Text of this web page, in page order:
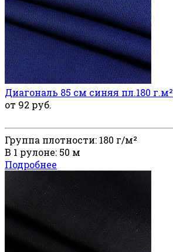
Диагональ 85 см синяя пл.180 г.м²
от 92 руб.
Группа плотности: 180 г/м²
В 1 рулоне: 50 м
Подробнее